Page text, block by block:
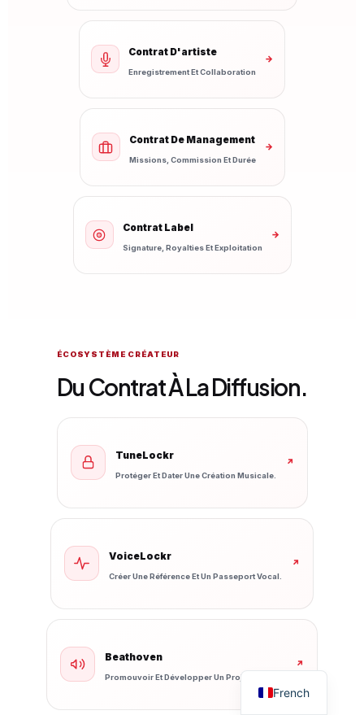
Contrat D'artiste
Enregistrement Et Collaboration
→
Contrat De Management
Missions, Commission Et Durée
→
Contrat Label
Signature, Royalties Et Exploitation
→
ÉCOSYSTÈME CRÉATEUR
Du Contrat À La Diffusion.
TuneLockr
Protéger Et Dater Une Création Musicale.
↗
VoiceLockr
Créer Une Référence Et Un Passeport Vocal.
↗
Beathoven
Promouvoir Et Développer Un Projet Musical.
↗
French